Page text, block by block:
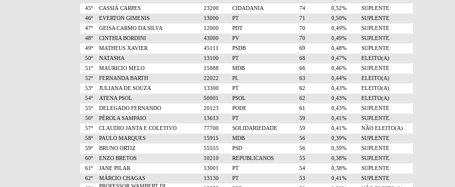
45º
CASSIÁ CARPES 23200 CIDADANIA 74 0,52%
SUPLENTE
46º
EVERTON GIMENIS 13000 PT 71 0,50%
SUPLENTE
47º
GEISA CARMO DA SILVA 12000 PDT 70 0,49%
SUPLENTE
48º
CINTHIA BORDINI 43000 PV 70 0,49%
SUPLENTE
49º
MATHEUS XAVIER 45111 PSDB 69 0,48%
SUPLENTE
50º
NATASHA 13100 PT 68 0,47%
ELEITO(A)
51º
MAURICIO MELO 15888 MDB 66 0,46%
SUPLENTE
52º
FERNANDA BARTH 22022 PL 63 0,44%
ELEITO(A)
53º
JULIANA DE SOUZA 13300 PT 62 0,43%
ELEITO(A)
54º
ATENA PSOL 50001 PSOL 62 0,43%
ELEITO(A)
55º
DELEGADO FERNANDO 20123 PODE 61 0,43%
SUPLENTE
56º
PÉROLA SAMPAIO 13613 PT 59 0,41%
SUPLENTE
57º
CLAUDIO JANTA E COLETIVO 77700 SOLIDARIEDADE 59 0,41%
NÃO ELEITO(A)
58º
PAULO MARQUES 15915 MDB 56 0,39%
SUPLENTE
59º
BRUNO ORTIZ 55555 PSD 56 0,39%
SUPLENTE
60º
ENZO BRETOS 10210 REPUBLICANOS 55 0,38%
SUPLENTE
61º
JANE PILAR 13001 PT 54 0,38%
SUPLENTE
62º
MÁRCIO CHAGAS 13130 PT 53 0,41%
SUPLENTE